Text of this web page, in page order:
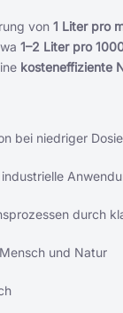
von 1 Liter pro
1–2 Liter pro
kosteneffiziente
bei niedriger
durch
und Natur